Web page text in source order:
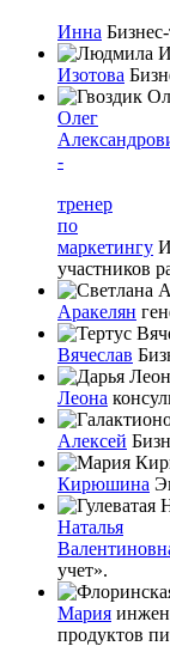
Инна
Изотова
Олег
-
тренер
по
маркетингу
участников
Аракелян
Вячеслав
Леона
Алексей
Кирюшина
Наталья
учет».
Мария
продуктов